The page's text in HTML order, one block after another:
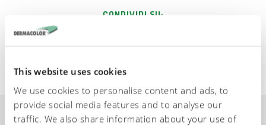
This website uses cookies
We use cookies to personalise content and ads, to
provide social media features and to analyse our
traffic. We also share information about your use of
CONDIVIDI SU: